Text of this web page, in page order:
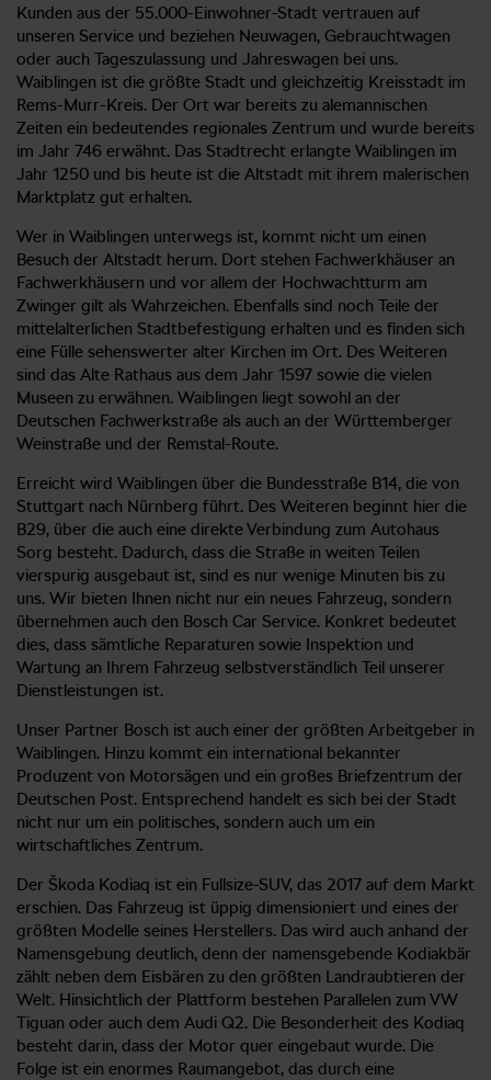
Kunden aus der 55.000-Einwohner-Stadt vertrauen auf
unseren Service und beziehen Neuwagen, Gebrauchtwagen
oder auch Tageszulassung und Jahreswagen bei uns.
Waiblingen ist die größte Stadt und gleichzeitig Kreisstadt im
Rems-Murr-Kreis. Der Ort war bereits zu alemannischen
Zeiten ein bedeutendes regionales Zentrum und wurde bereits
im Jahr 746 erwähnt. Das Stadtrecht erlangte Waiblingen im
Jahr 1250 und bis heute ist die Altstadt mit ihrem malerischen
Marktplatz gut erhalten.
Wer in Waiblingen unterwegs ist, kommt nicht um einen
Besuch der Altstadt herum. Dort stehen Fachwerkhäuser an
Fachwerkhäusern und vor allem der Hochwachtturm am
Zwinger gilt als Wahrzeichen. Ebenfalls sind noch Teile der
mittelalterlichen Stadtbefestigung erhalten und es finden sich
eine Fülle sehenswerter alter Kirchen im Ort. Des Weiteren
sind das Alte Rathaus aus dem Jahr 1597 sowie die vielen
Museen zu erwähnen. Waiblingen liegt sowohl an der
Deutschen Fachwerkstraße als auch an der Württemberger
Weinstraße und der Remstal-Route.
Erreicht wird Waiblingen über die Bundesstraße B14, die von
Stuttgart nach Nürnberg führt. Des Weiteren beginnt hier die
B29, über die auch eine direkte Verbindung zum Autohaus
Sorg besteht. Dadurch, dass die Straße in weiten Teilen
vierspurig ausgebaut ist, sind es nur wenige Minuten bis zu
uns. Wir bieten Ihnen nicht nur ein neues Fahrzeug, sondern
übernehmen auch den Bosch Car Service. Konkret bedeutet
dies, dass sämtliche Reparaturen sowie Inspektion und
Wartung an Ihrem Fahrzeug selbstverständlich Teil unserer
Dienstleistungen ist.
Unser Partner Bosch ist auch einer der größten Arbeitgeber in
Waiblingen. Hinzu kommt ein international bekannter
Produzent von Motorsägen und ein großes Briefzentrum der
Deutschen Post. Entsprechend handelt es sich bei der Stadt
nicht nur um ein politisches, sondern auch um ein
wirtschaftliches Zentrum.
Der Škoda Kodiaq ist ein Fullsize-SUV, das 2017 auf dem Markt
erschien. Das Fahrzeug ist üppig dimensioniert und eines der
größten Modelle seines Herstellers. Das wird auch anhand der
Namensgebung deutlich, denn der namensgebende Kodiakbär
zählt neben dem Eisbären zu den größten Landraubtieren der
Welt. Hinsichtlich der Plattform bestehen Parallelen zum VW
Tiguan oder auch dem Audi Q2. Die Besonderheit des Kodiaq
besteht darin, dass der Motor quer eingebaut wurde. Die
Folge ist ein enormes Raumangebot, das durch eine